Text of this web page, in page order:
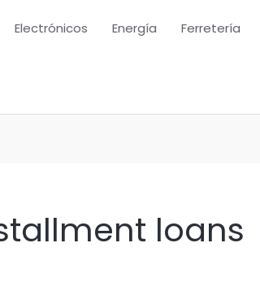
Electrónicos Energía Ferretería
loans